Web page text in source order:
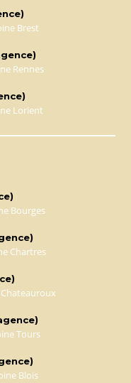
Brest
Rennes
Lorient
Bourges
Chartres
Tours
Blois